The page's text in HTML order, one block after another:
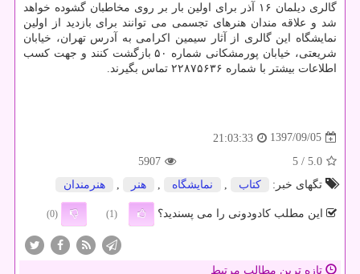
گالری دیلمان ۱۶ آذر برای اولین بار بر روی مخاطبان گشوده خواهد
شد و علاقه مندان هنرهای تجسمی می توانند برای بازدید از اولین
نمایشگاه این گالری از آثار سیمین اكرامی به آدرس تهران، خیابان
شریعتی، خیابان پورمشكانی شماره ۵۰ بازگشت كنند و جهت كسب
اطلاعات بیشتر با شماره ۲۲۸۷۵۶۳۶ تماس بگیرند.
1397/09/05
21:03:33
5.0
/ 5
5907
تگهای خبر:
كتاب نمایشگاه هنر هنرمندان
این مطلب کادودونی را می پسندید؟ (1)
(0)
تازه ترین مطالب مرتبط